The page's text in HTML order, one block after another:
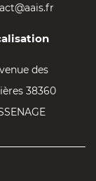
des
38360